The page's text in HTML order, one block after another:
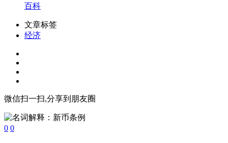
百科
文章标签
经济
微信扫一扫,分享到朋友圈
0 0